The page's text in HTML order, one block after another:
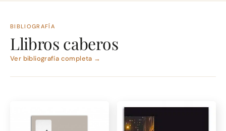
BIBLIOGRAFÍA
Llibros caberos
Ver bibliografía completa →